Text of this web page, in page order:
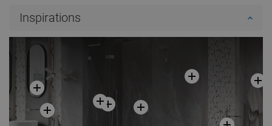
Inspirations